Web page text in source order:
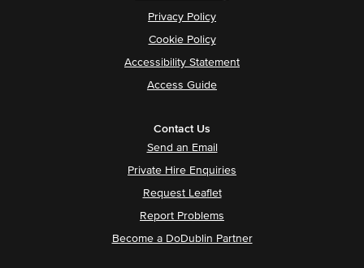
Privacy Policy
Cookie Policy
Accessibility Statement
Access Guide
Contact Us
Send an Email
Private Hire Enquiries
Request Leaflet
Report Problems
Become a DoDublin Partner